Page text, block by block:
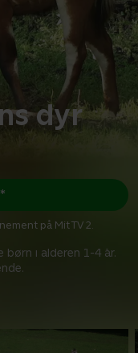
dyr
børn i alderen 1-4 år.
på Mit TV 2.